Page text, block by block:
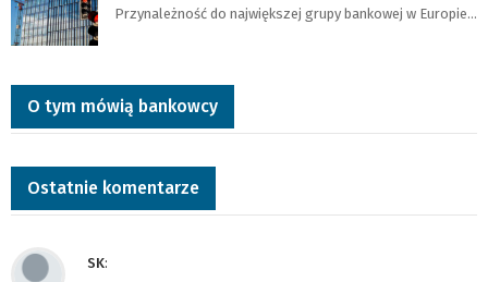
Przynależność do największej grupy bankowej w Europie…
O tym mówią bankowcy
Ostatnie komentarze
SK: